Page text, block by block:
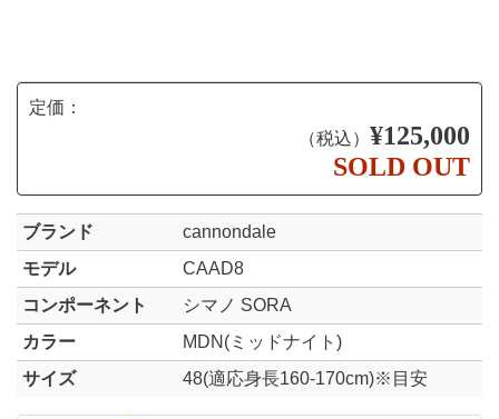
定価：
（税込） ¥125,000
SOLD OUT
ブランド
cannondale
モデル
CAAD8
コンポーネント
シマノ SORA
カラー
MDN(ミッドナイト)
サイズ
48(適応身長160-170cm)※目安